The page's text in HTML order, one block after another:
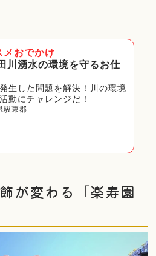
メおでかけ
川湧水の環境を守るお仕
生した問題を解決！川の環境
動にチャレンジだ！
駿東郡
が変わる「楽寿園